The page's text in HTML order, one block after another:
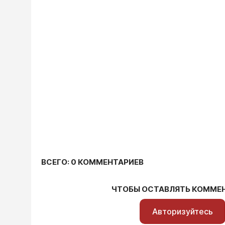
ВСЕГО: 0 КОММЕНТАРИЕВ
ЧТОБЫ ОСТАВЛЯТЬ
Авторизуйтесь